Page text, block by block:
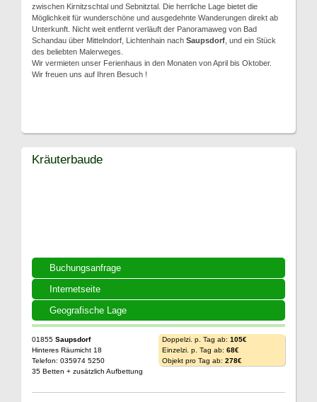
zwischen Kirnitzschtal und Sebnitztal. Die herrliche Lage bietet die
Möglichkeit für wunderschöne und ausgedehnte Wanderungen direkt ab
Unterkunft. Nicht weit entfernt verläuft der Panoramaweg von Bad
Schandau über Mittelndorf, Lichtenhain nach Saupsdorf , und ein Stück
des beliebten Malerweges.
Wir vermieten unser Ferienhaus in den Monaten von April bis Oktober.
Wir freuen uns auf Ihren Besuch !
Buchungsanfrage
Internetseite
Geografische Lage
Kräuterbaude
01855 Saupsdorf
Hinteres Räumicht 18
Telefon: 035974 5250
35 Betten + zusätzlich Aufbettung
Doppelzi. p. Tag ab: 105€
Einzelzi. p. Tag ab: 68€
Objekt pro Tag ab: 278€